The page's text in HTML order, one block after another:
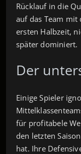
Rücklauf in die
auf das Team
ersten Halbzeit,
später dominiert.
Der
Einige Spieler
für profitabele
den letzten
hat. Ihre